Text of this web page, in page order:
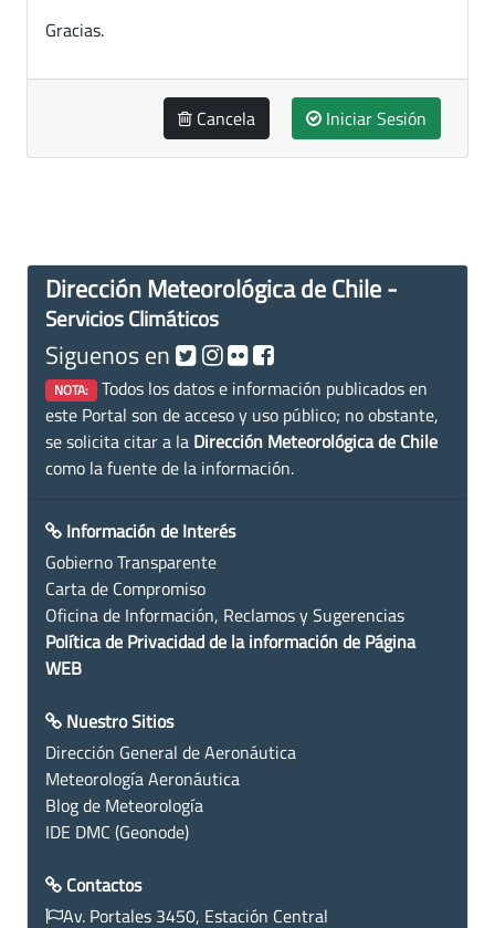
Gracias.
Cancela Iniciar Sesión
Dirección Meteorológica de Chile -
Servicios Climáticos
Siguenos en
NOTA: Todos los datos e información publicados en
este Portal son de acceso y uso público; no obstante,
se solicita citar a la Dirección Meteorológica de Chile
como la fuente de la información.
Información de Interés
Gobierno Transparente
Carta de Compromiso
Oficina de Información, Reclamos y Sugerencias
Política de Privacidad de la información de Página
WEB
Nuestro Sitios
Dirección General de Aeronáutica
Meteorología Aeronáutica
Blog de Meteorología
IDE DMC (Geonode)
Contactos
Av. Portales 3450, Estación Central